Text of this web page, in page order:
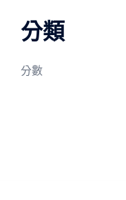
分類
分數